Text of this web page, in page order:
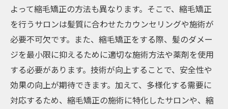
よって縮毛矯正の方法も異なります。そこで、縮毛矯正
を行うサロンは髪質に合わせたカウンセリングや施術が
必要不可欠です。また、縮毛矯正をする際、髪のダメー
ジを最小限に抑えるために適切な施術方法や薬剤を使用
する必要があります。技術が向上することで、安全性や
効果の向上が期待できます。加えて、多様化する需要に
対応するため、縮毛矯正の施術に特化したサロンや、縮